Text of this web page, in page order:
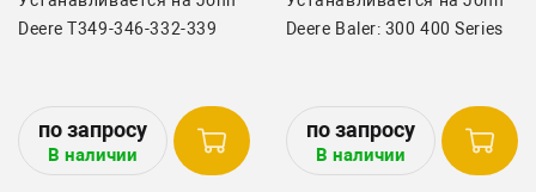
Deere T349-346-332-339
В наличии
Deere Baler: 300 400 Series
В наличии